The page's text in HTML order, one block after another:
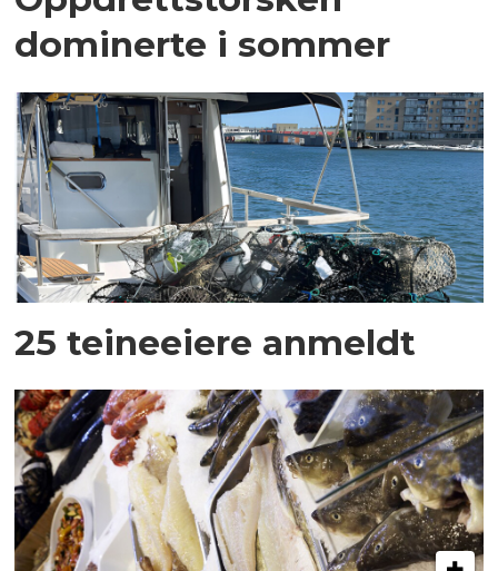
dominerte i sommer
25 teineeiere anmeldt